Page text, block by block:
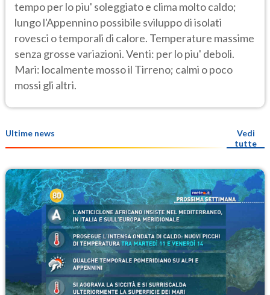
tempo per lo piu' soleggiato e clima molto caldo;
lungo l'Appennino possibile sviluppo di isolati
rovesci o temporali di calore. Temperature massime
senza grosse variazioni. Venti: per lo piu' deboli.
Mari: localmente mosso il Tirreno; calmi o poco
mossi gli altri.
Ultime news
Vedi
tutte